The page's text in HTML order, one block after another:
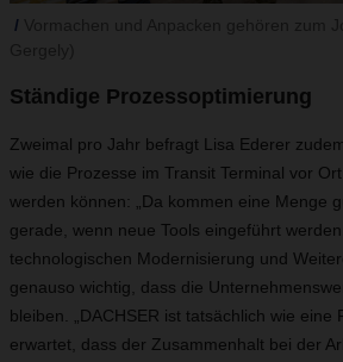
Ständige Prozessoptimierung
Zweimal pro Jahr befragt Lisa Ederer
wie die Prozesse im Transit Terminal vor
werden können: „Da kommen eine Menge
gerade, wenn neue Tools eingeführt
technologischen Modernisierung und
genauso wichtig, dass die
bleiben. „DACHSER ist tatsächlich wie eine
erwartet, dass der Zusammenhalt bei der